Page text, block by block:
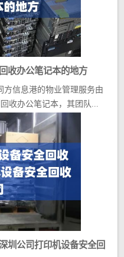
收办公笔记本的地方
方信息港的物业管理服务由
收办公笔记本，其团队...
圳公司打印机设备安全回